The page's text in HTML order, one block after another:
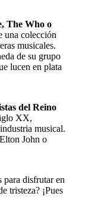
The Who o
una colección
musicales.
de su grupo
lucen en plata
del Reino
XX,
musical.
John o
para disfrutar en
tristeza? ¡Pues